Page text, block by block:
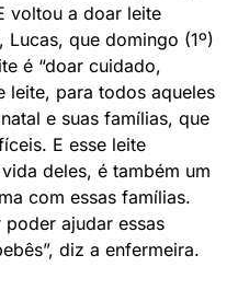
voltou a doar leite
que domingo (1º)
é “doar cuidado,
leite, para todos aqueles
e suas famílias, que
E esse leite
deles, é também um
com essas famílias.
ajudar essas
diz a enfermeira.